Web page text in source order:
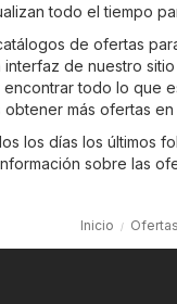
todo el tiempo
de ofertas
interfaz de nuestro
todo lo que
más ofertas en
los días los últimos
sobre las
Inicio